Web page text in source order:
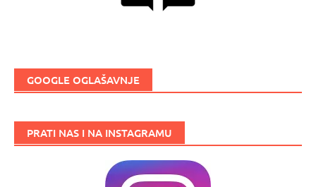
GOOGLE OGLAŠAVNJE
PRATI NAS I NA INSTAGRAMU